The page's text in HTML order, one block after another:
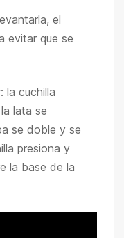
el
evitar que se
la cuchilla
lata se
se doble y se
presiona y
la base de la